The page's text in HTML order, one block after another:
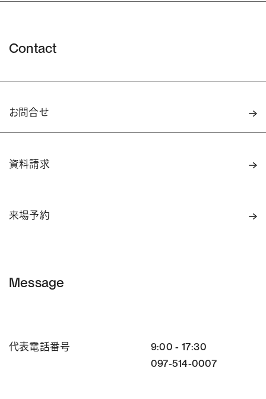
Contact
お問合せ
資料請求
来場予約
Message
代表電話番号
9:00 - 17:30
097-514-0007